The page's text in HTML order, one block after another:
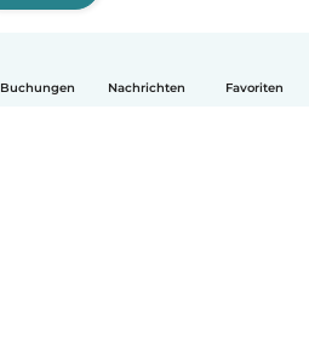
Buchungen Nachrichten Favoriten